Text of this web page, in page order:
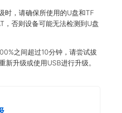
时，请确保所使用的U盘和TF
，否则设备可能无法检测到U盘
之间超过10分钟，请尝试拔
新升级或使用USB进行升级。